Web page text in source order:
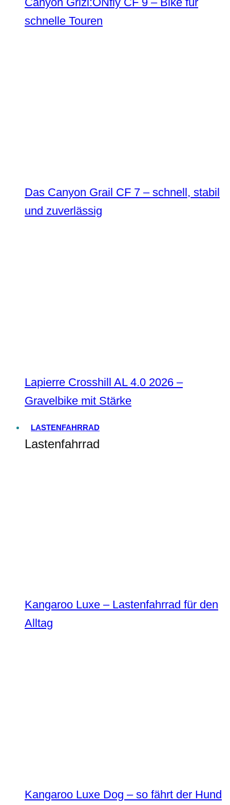
schnelle Touren
Das Canyon Grail CF 7 – schnell, stabil
und zuverlässig
Lapierre Crosshill AL 4.0 2026 –
Gravelbike mit Stärke
LASTENFAHRRAD
Lastenfahrrad
Kangaroo Luxe – Lastenfahrrad für den
Alltag
Kangaroo Luxe Dog – so fährt der Hund